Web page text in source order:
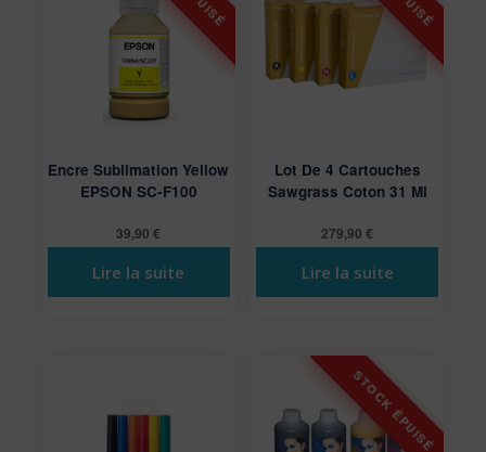
Encre Sublimation Yellow
EPSON SC-F100
39,90€
Lire la suite
Lot De 4 Cartouches
Sawgrass Coton 31 Ml
279,90€
Lire la suite